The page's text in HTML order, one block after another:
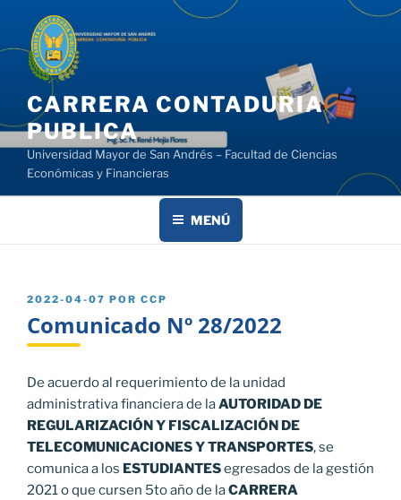
contenido
CARRERA CONTADURIA
PUBLICA
Universidad Mayor de San Andrés – Facultad de Ciencias
Económicas y Financieras
MENÚ
PUBLICADO
2022-04-07 POR CCP
Comunicado Nº 28/2022
De acuerdo al requerimiento de la unidad
administrativa financiera de laAUTORIDAD DE
REGULARIZACIÓN Y FISCALIZACIÓN DE
TELECOMUNICACIONES Y TRANSPORTES, se
comunica a los ESTUDIANTESegresados de la gestión
2021 o que cursen 5to año de laCARRERA